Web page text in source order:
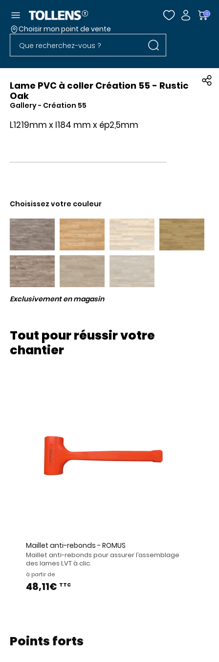
0
Passer la liste des magasins et aller au pied
Choisir mon point de vente
Rechercher dans le site Rechercher
Accéder au menu
Lame PVC à coller Création 55 - Rustic
Oak
Gallery- Création 55
L1219mm x l184 mm x ép2,5mm
Choisissez votre couleur
Exclusivement en magasin
Tout pour réussir votre
chantier
Maillet anti-rebonds - ROMUS
Maillet anti-rebonds pour assurer l’assemblage
des lames LVT à clic.
à partir de
48,11€ TTC
Points forts